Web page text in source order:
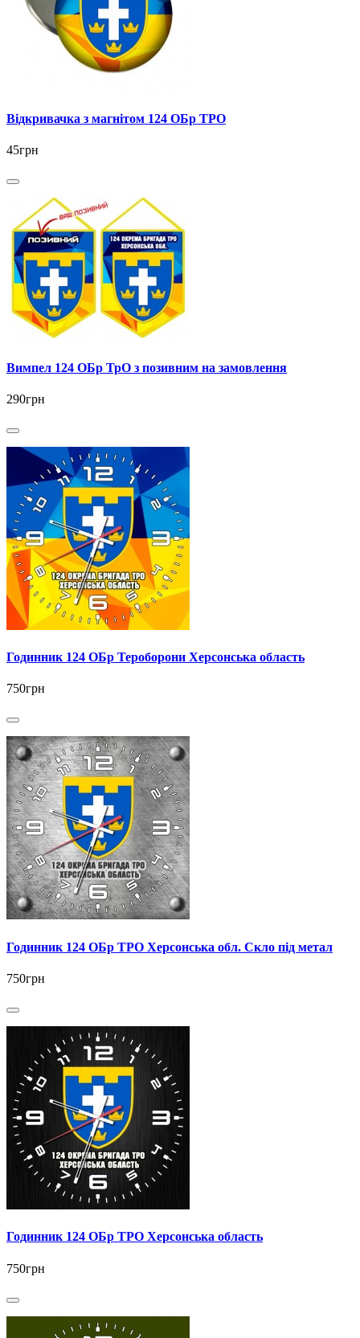
Відкривачка з магнітом 124 ОБр ТРО
45грн
Вимпел 124 ОБр ТрО з позивним на замовлення
290грн
Годинник 124 ОБр Тероборони Херсонська область
750грн
Годинник 124 ОБр ТРО Херсонська обл. Скло під метал
750грн
Годинник 124 ОБр ТРО Херсонська область
750грн